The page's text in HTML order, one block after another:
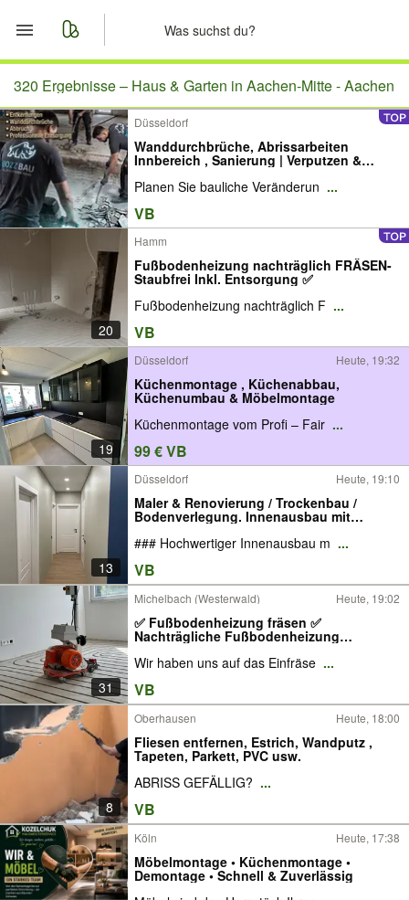
Start
Merkliste
Nachrichten
Anzeige aufgeben
320 Ergebnisse – Haus & Garten in Aachen-Mitte - Aachen
Düsseldorf
Wanddurchbrüche, Abrissarbeiten
Innbereich , Sanierung | Verputzen &
Spachtelarbeiten -Abbruch -
Entkernungen
Planen Sie bauliche Veränderun ...
VB
20
Hamm
Fußbodenheizung nachträglich FRÄSEN-
Staubfrei Inkl. Entsorgung ✅
Fußbodenheizung nachträglich F ...
VB
19
Düsseldorf Heute, 19:32
Küchenmontage , Küchenabbau,
Küchenumbau & Möbelmontage
Küchenmontage vom Profi – Fair ...
99 € VB
13
Düsseldorf Heute, 19:10
Maler & Renovierung / Trockenbau /
Bodenverlegung. Innenausbau mit
### Hochwertiger Innenausbau m ...
VB
31
Michelbach (Westerwald) Heute, 19:02
✅ Fußbodenheizung fräsen ✅
Nachträgliche Fußbodenheizung
einfräsen ✅ Fußbodenheizung
nachrüsten
Wir haben uns auf das Einfräse ...
VB
8
Oberhausen Heute, 18:00
Fliesen entfernen, Estrich, Wandputz ,
Tapeten, Parkett, PVC usw.
ABRISS GEFÄLLIG? ...
VB
Köln Heute, 17:38
Möbelmontage • Küchenmontage •
Demontage • Schnell & Zuverlässig